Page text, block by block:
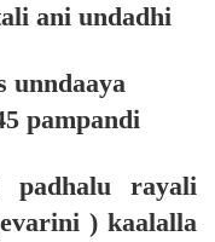
ani undadhi
unndaaya
pampandi
padhalu rayali
) kaalalla